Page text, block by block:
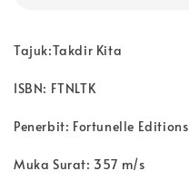
Tajuk:Takdir Kita
ISBN: FTNLTK
Penerbit: Fortunelle Editions
Muka Surat: 357 m/s